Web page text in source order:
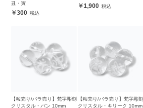
丑・寅
300
1,900
【粒売り/バラ売り】梵字彫刻
クリスタル・バン 10mm
【粒売り/バラ売り】梵字彫刻
クリスタル・キリーク 10mm